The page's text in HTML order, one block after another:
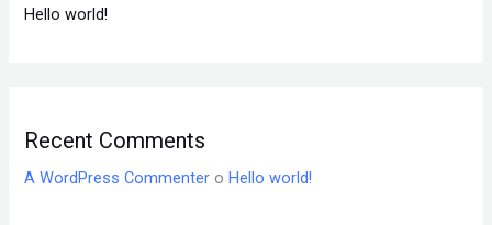
Hello world!
Recent Comments
A WordPress Commenter oHello world!